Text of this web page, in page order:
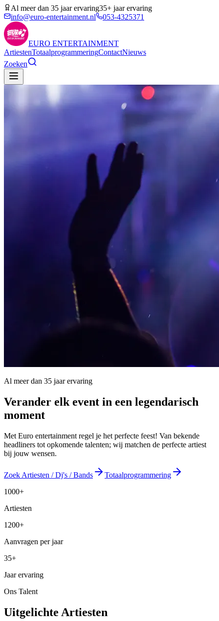
Al meer dan 35 jaar ervaring35+ jaar ervaring
info@euro-entertainment.nl
053-4325371
EURO ENTERTAINMENT
ArtiestenTotaalprogrammeringContactNieuws
Zoeken
Al meer dan 35 jaar ervaring
Verander elk event in een legendarisch
moment
Met Euro entertainment regel je het perfecte feest! Van bekende
headliners tot opkomende talenten; wij matchen de perfecte artiest
bij jouw wensen.
Zoek Artiesten / Dj's / Bands
Totaalprogrammering
1000+
Artiesten
1200+
Aanvragen per jaar
35+
Jaar ervaring
Ons Talent
Uitgelichte Artiesten